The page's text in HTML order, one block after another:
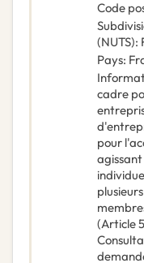
Code
(NUTS):
Pays:
cadre
pour
(Article